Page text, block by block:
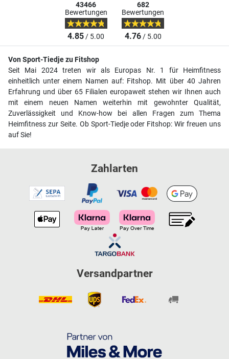
43466
Bewertungen
4.85/ 5.00
682
Bewertungen
4.76/ 5.00
Von Sport-Tiedje zu Fitshop
Seit Mai 2024 treten wir als Europas Nr. 1 für Heimfitness
einheitlich unter einem Namen auf: Fitshop. Mit über 40 Jahren
Erfahrung und über 65 Filialen europaweit stehen wir Ihnen auch
mit einem neuen Namen weiterhin mit gewohnter Qualität,
Zuverlässigkeit und Know-how bei allen Fragen zum Thema
Heimfitness zur Seite. Ob Sport-Tiedje oder Fitshop: Wir freuen uns
auf Sie!
Zahlarten
Versandpartner